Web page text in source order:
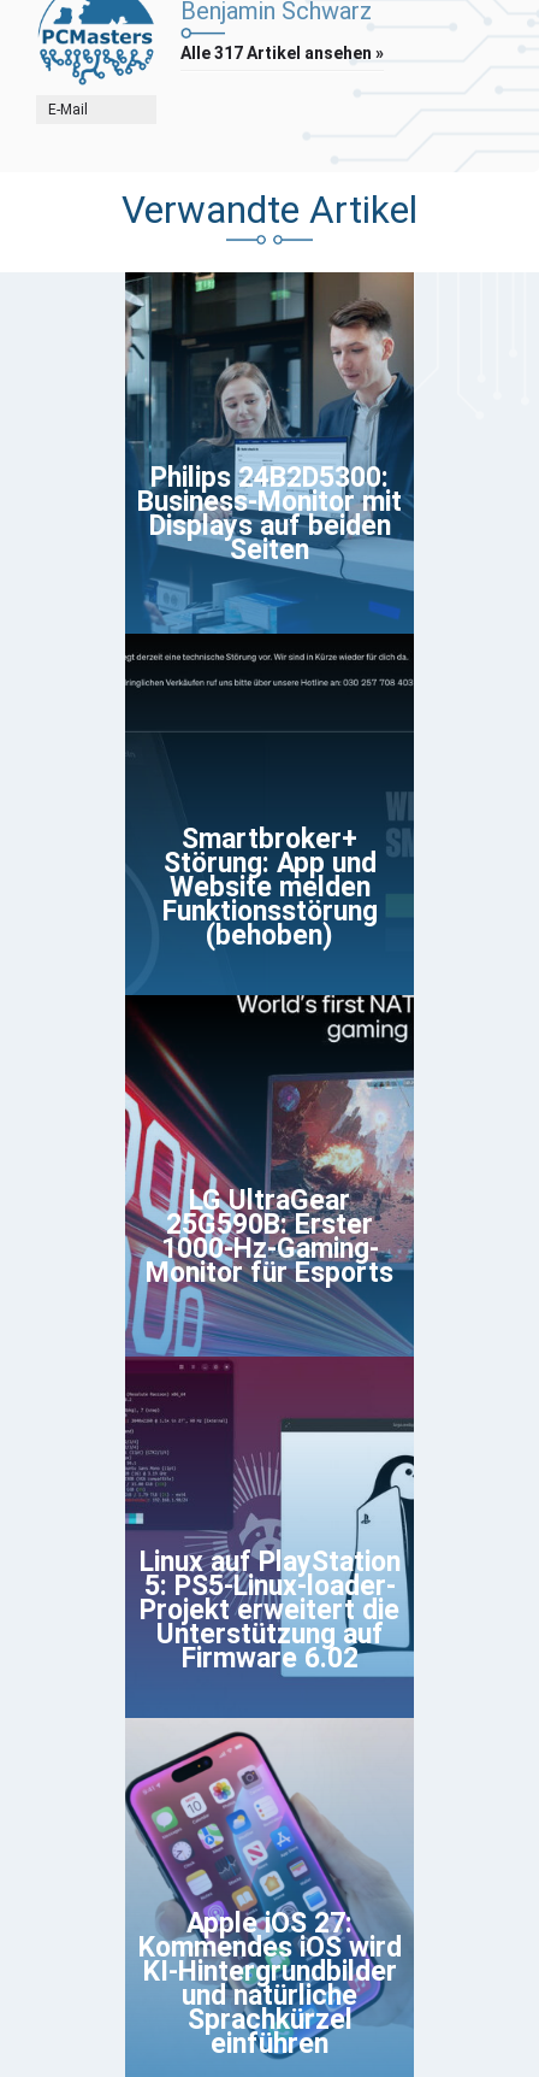
E-Mail
Benjamin Schwarz
Alle 317 Artikel ansehen »
Verwandte Artikel
Philips 24B2D5300:
Business-Monitor mit
Displays auf beiden
Seiten
Smartbroker+
Störung: App und
Website melden
Funktionsstörung
(behoben)
LG UltraGear
25G590B: Erster
1000-Hz-Gaming-
Monitor für Esports
Linux auf PlayStation
5: PS5-Linux-loader-
Projekt erweitert die
Unterstützung auf
Firmware 6.02
Apple iOS 27:
Kommendes iOS wird
KI-Hintergrundbilder
und natürliche
Sprachkürzel
einführen